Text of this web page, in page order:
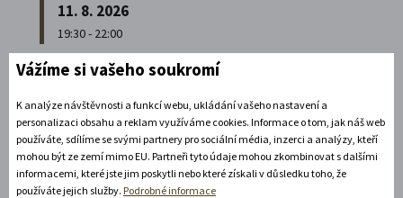
11. 8. 2026
19:30 - 22:00
Bílá paní na vdávání
Zábavné představení plné hereckých hvězd na
zámecké open-air scéně v Litomyšli.
Rozbalte si další akce
Vážíme si vašeho soukromí
K analýze návštěvnosti a funkcí webu, ukládání vašeho nastavení a
personalizaci obsahu a reklam využíváme cookies. Informace o tom, jak náš web
používáte, sdílíme se svými partnery pro sociální média, inzerci a analýzy, kteří
mohou být ze zemí mimo EU. Partneři tyto údaje mohou zkombinovat s dalšími
informacemi, které jste jim poskytli nebo které získali v důsledku toho, že
používáte jejich služby. Podrobné informace